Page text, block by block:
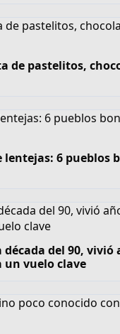
de pastelitos,
6 pueblos
del 90,
un vuelo clave